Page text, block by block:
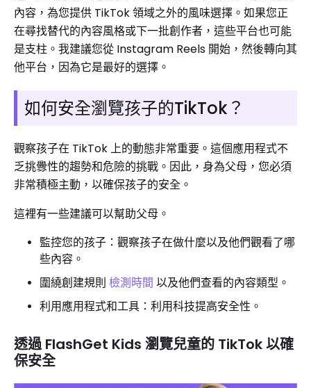
內容，為您提供 TikTok 領域之外的風味選擇。如果您正
在尋找替代的內容風格或下一批創作者，這些平台也可能
是支柱。我建議您從 Instagram Reels 開始，然後轉向其
他平台，因為它是最好的選擇。
如何安全瀏覽孩子的TikTok？
觀察孩子在 TikTok 上的動態非常重要。這個應用程式不
乏挑釁性的趨勢和危險的挑戰。因此，身為父母，您必須
非常積極主動，以確保孩子的安全。
這裡有一些建議可以幫助父母。
監控您的孩子：觀察孩子在做什麼以及他們觀看了哪
些內容。
圍繞創建規則 檢測時間 以及他們查看的內容類型。
利用應用程式和工具：利用科技提高安全性。
透過 FlashGet Kids 瀏覽兒童的 TikTok 以確
保安全